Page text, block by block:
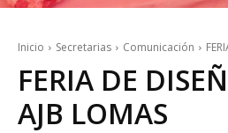
Inicio Secretarias Comunicación
FERIA DE
AJB LOMAS